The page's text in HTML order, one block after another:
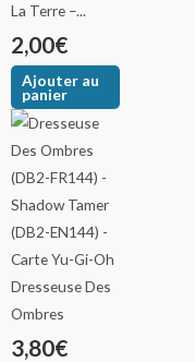
La Terre –...
2,00€
Ajouter au
panier
Dresseuse Des
Ombres
3,80€